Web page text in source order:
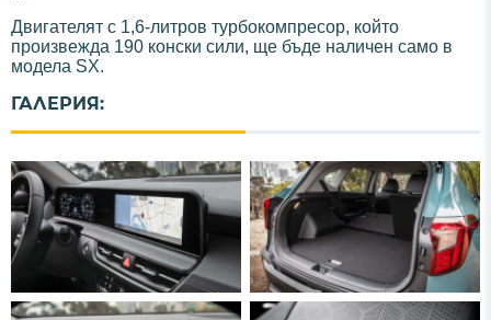
Двигателят с 1,6-литров турбокомпресор, който
произвежда 190 конски сили, ще бъде наличен само в
модела SX.
ГАЛЕРИЯ: